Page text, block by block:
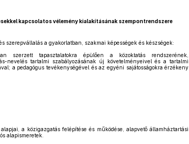
kapcsolatos vélemény kialakításának szempontrendszere
szerepvállalás a gyakorlatban, szakmai képességek és készségek:
szerzett tapasztalatokra épülően a közoktatás rendszerének,
nevelés tartalmi szabályozásának új követelményeivel és a tartalmi
a pedagógus tevékenységével és az egyéni sajátosságokra érzékeny
a közigazgatás felépítése és működése, alapvető államháztartási
alapismeretek.